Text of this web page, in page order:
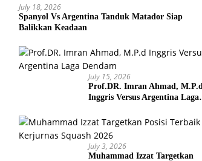
July 18, 2026
Spanyol Vs Argentina Tanduk Matador Siap
Balikkan Keadaan
July 15, 2026
Prof.DR. Imran Ahmad, M.P.d
Inggris Versus Argentina Laga
July 3, 2026
Muhammad Izzat Targetkan